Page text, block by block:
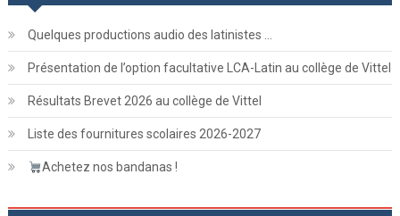
Quelques productions audio des latinistes …
Présentation de l’option facultative LCA-Latin au collège de Vittel
Résultats Brevet 2026 au collège de Vittel
Liste des fournitures scolaires 2026-2027
Achetez nos bandanas !